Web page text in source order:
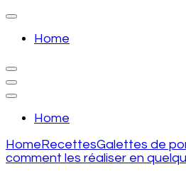
Skip
content
Enter)
recette de grand
Home
recette de grand
Home
HomeRecettesGalettes de
comment les réaliser en